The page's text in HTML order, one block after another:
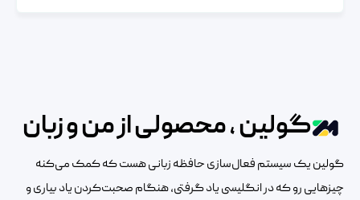
گولین ، محصولی از من و زبان
گولین یک سیستم فعال‌سازی حافظه زبانی هست که کمک می‌کنه
چیزهایی رو که در انگلیسی یاد گرفتی، هنگام صحبت‌کردن یاد بیاری و